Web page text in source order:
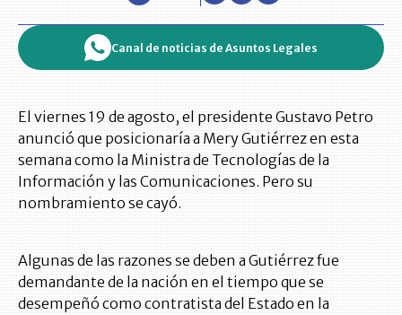
Canal de noticias de Asuntos Legales
El viernes 19 de agosto, el presidente Gustavo Petro
anunció que posicionaría a Mery Gutiérrez en esta
semana como la Ministra de Tecnologías de la
Información y las Comunicaciones. Pero su
nombramiento se cayó.
Algunas de las razones se deben a Gutiérrez fue
demandante de la nación en el tiempo que se
desempeñó como contratista del Estado en la